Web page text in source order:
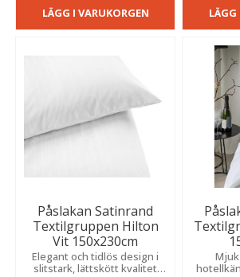
LÄGG I VARUKORGEN LÄGG
Påslakan Satinrand
Textilgruppen Hilton
Vit 150x230cm
Elegant och tidlös design i
slitstark, lättskött kvalitet